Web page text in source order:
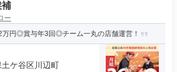
補
ー
万円◎賞与年3回◎チーム一丸の店舗運営！
ケ谷区川辺町